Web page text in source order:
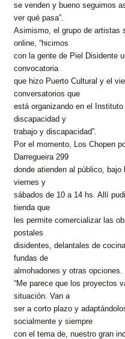
se venden y bueno seguimos
ver qué pasa”.
Asimismo, el grupo de artistas
online, “hicimos
con la gente de Piel Disidente
convocatoria
que hizo Puerto Cultural y el
conversatorios que
está organizando en el
discapacidad y
trabajo y discapacidad”.
Por el momento, Los Chopen
Darregueira 299
donde atienden al público,
viernes y
sábados de 10 a 14 hs. Allí
tienda que
les permite comercializar las
postales
disidentes, delantales de
fundas de
almohadones y otras opciones.
“Me parece que los proyectos
situación. Van a
ser a corto plazo y
socialmente y siempre
con el tema de, nuestro gran